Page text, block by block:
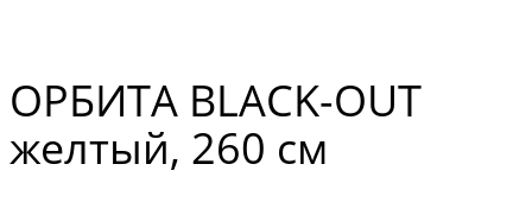
ОРБИТА BLACK-OUT
желтый, 260 см